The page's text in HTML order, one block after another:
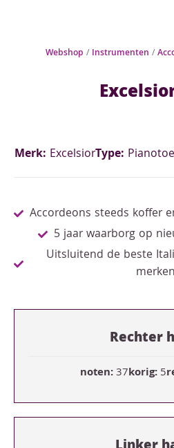
Webshop / Instrumenten /
Merk: ExcelsiorType:
Accordeons steeds koffer
5 jaar waarborg op
Uitsluitend de beste
merken
Rechter
noten:37korig:5